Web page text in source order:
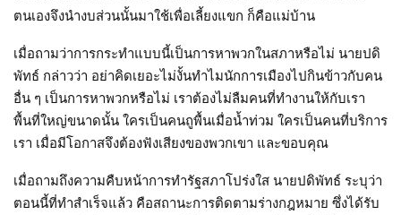
ตนเองจึงนำงบส่วนนั้นมาใช้เพื่อเลี้ยงแขก ก็คือแม่บ้าน
เมื่อถามว่าการกระทำแบบนี้เป็นการหาพวกในสภาหรือไม่ นายปดิ
พัทธ์ กล่าวว่า อย่าคิดเยอะไม่งั้นทำไมนักการเมืองไปกินข้าวกับคน
อื่น ๆ เป็นการหาพวกหรือไม่ เราต้องไม่ลืมคนที่ทำงานให้กับเรา
พื้นที่ใหญ่ขนาดนั้น ใครเป็นคนถูพื้นเมื่อน้ำท่วม ใครเป็นคนที่บริการ
เรา เมื่อมีโอกาสจึงต้องฟังเสียงของพวกเขา และขอบคุณ
เมื่อถามถึงความคืบหน้าการทำรัฐสภาโปร่งใส นายปดิพัทธ์ ระบุว่า
ตอนนี้ที่ทำสำเร็จแล้ว คือสถานะการติดตามร่างกฎหมาย ซึ่งได้รับ